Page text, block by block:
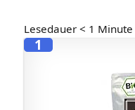
Lesedauer < 1 Minute
1